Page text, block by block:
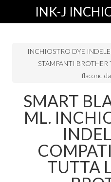
INK-J
INCHIOSTRO DYE
STAMPANTI BROTHER
flacone
SMART
ML.
TUTTA